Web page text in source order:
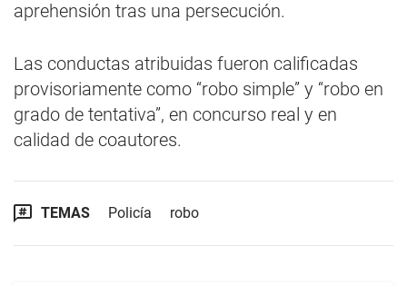
aprehensión tras una persecución.
Las conductas atribuidas fueron calificadas
provisoriamente como “robo simple” y “robo en
grado de tentativa”, en concurso real y en
calidad de coautores.
TEMAS Policía robo